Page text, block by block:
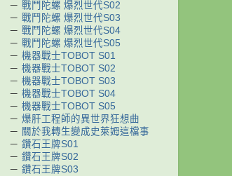
－ 戰鬥陀螺 爆烈世代S02
－ 戰鬥陀螺 爆烈世代S03
－ 戰鬥陀螺 爆烈世代S04
－ 戰鬥陀螺 爆烈世代S05
－ 機器戰士TOBOT S01
－ 機器戰士TOBOT S02
－ 機器戰士TOBOT S03
－ 機器戰士TOBOT S04
－ 機器戰士TOBOT S05
－ 爆肝工程師的異世界狂想曲
－ 關於我轉生變成史萊姆這檔事
－ 鑽石王牌S01
－ 鑽石王牌S02
－ 鑽石王牌S03